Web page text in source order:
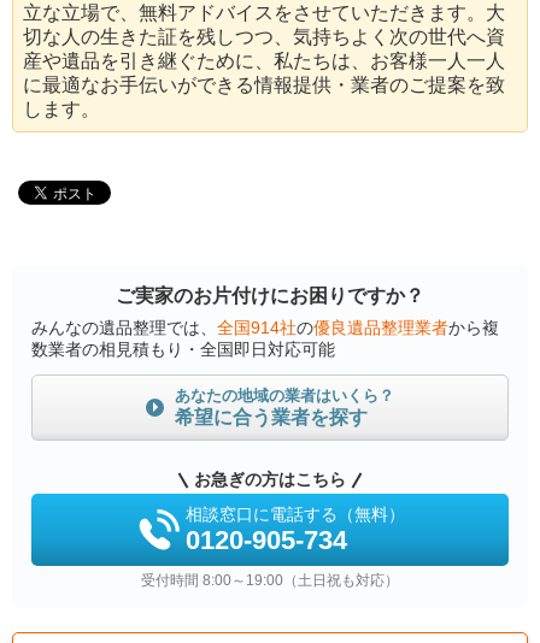
立な立場で、無料アドバイスをさせていただきます。大
切な人の生きた証を残しつつ、気持ちよく次の世代へ資
産や遺品を引き継ぐために、私たちは、お客様一人一人
に最適なお手伝いができる情報提供・業者のご提案を致
します。
ご実家のお片付けにお困りですか？
みんなの遺品整理では、 全国914社の優良遺品整理業者から複
数業者の相見積もり・全国即日対応可能
あなたの地域の業者はいくら？
希望に合う業者を探す
お急ぎの方はこちら
相談窓口に電話する（無料）
0120-905-734
受付時間 8:00～19:00（土日祝も対応）